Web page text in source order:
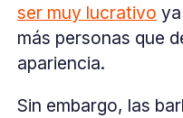
ser muy lucrativo
más personas que
apariencia.
Sin embargo, las